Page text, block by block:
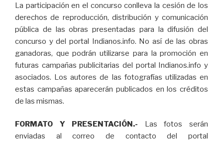
La participación en el concurso conlleva la cesión de los
derechos de reproducción, distribución y comunicación
pública de las obras presentadas para la difusión del
concurso y del portal Indianos.info. No así de las obras
ganadoras, que podrán utilizarse para la promoción en
futuras campañas publicitarias del portal Indianos.info y
asociados. Los autores de las fotografías utilizadas en
estas campañas aparecerán publicados en los créditos
de las mismas.
FORMATO Y PRESENTACIÓN.- Las fotos serán
enviadas al correo de contacto del portal